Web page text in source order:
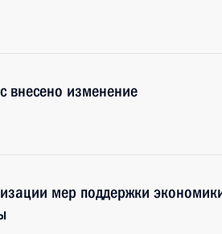
внесено изменение
мер поддержки